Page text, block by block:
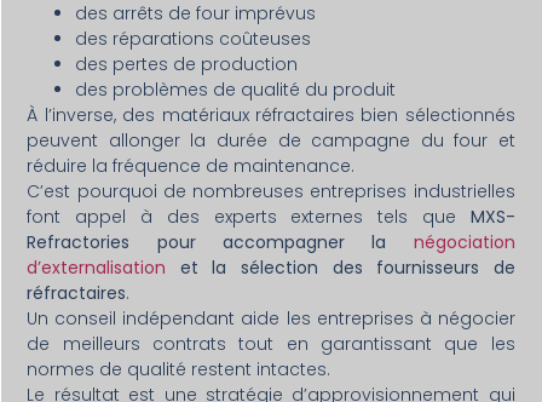
des arrêts de four imprévus
des réparations coûteuses
des pertes de production
des problèmes de qualité du produit
À l’inverse, des matériaux réfractaires bien sélectionnés
peuvent allonger la durée de campagne du four et
réduire la fréquence de maintenance.
C’est pourquoi de nombreuses entreprises industrielles
font appel à des experts externes tels que MXS-
Refractories pour accompagner la négociation
d’externalisation et la sélection des fournisseurs de
réfractaires.
Un conseil indépendant aide les entreprises à négocier
de meilleurs contrats tout en garantissant que les
normes de qualité restent intactes.
Le résultat est une stratégie d’approvisionnement qui